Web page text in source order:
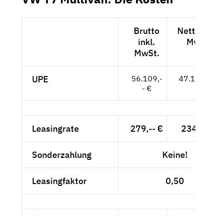
Brutto
inkl.
MwSt.
Netto
MwSt.
UPE
56.109,-
- €
47.150,--
Leasingrate 279,-- € 234,45 €
Sonderzahlung Keine!
Leasingfaktor 0,50